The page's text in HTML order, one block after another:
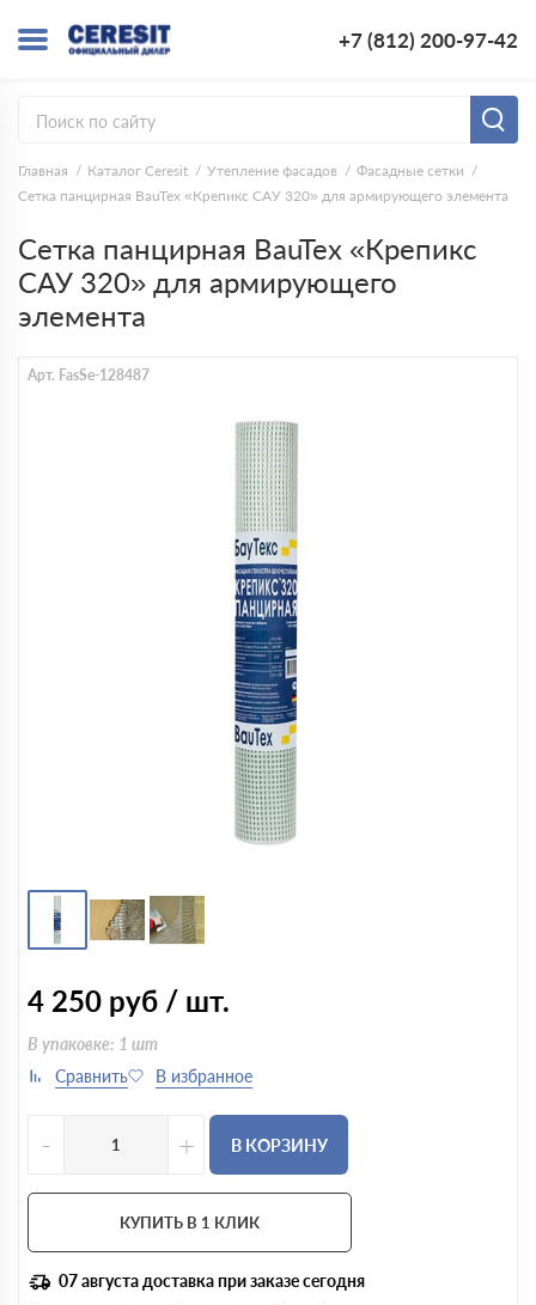
+7 (812) 200-97-42
Главная Каталог Ceresit Утепление фасадов
Фасадные сетки
Сетка панцирная BauTex «Крепикс САУ 320» для армирующего элемента
Сетка панцирная BauTex «Крепикс
САУ 320» для армирующего
элемента
Арт. FasSe-128487
4 250 руб / шт.
В упаковке: 1 шт
- + В КОРЗИНУ
КУПИТЬ В 1 КЛИК
07 августа доставка при заказе сегодня